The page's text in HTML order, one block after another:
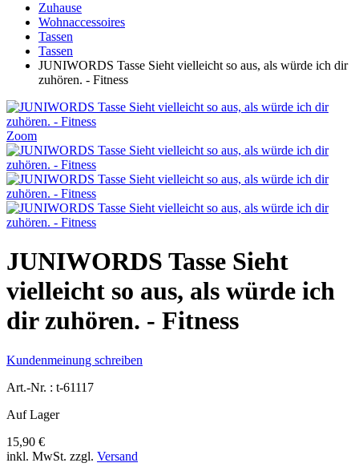
Zuhause
Wohnaccessoires
Tassen
Tassen
JUNIWORDS Tasse Sieht vielleicht so aus, als würde ich dir
zuhören. - Fitness
Zoom
JUNIWORDS Tasse Sieht
vielleicht so aus, als würde ich
dir zuhören. - Fitness
Kundenmeinung schreiben
Art.-Nr. : t-61117
Auf Lager
15,90 €
inkl. MwSt. zzgl. Versand